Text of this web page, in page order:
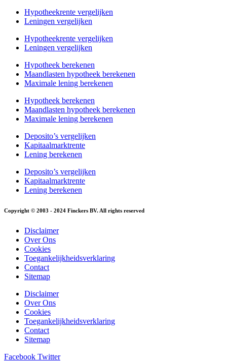
Hypotheekrente vergelijken
Leningen vergelijken
Hypotheekrente vergelijken
Leningen vergelijken
Hypotheek berekenen
Maandlasten hypotheek berekenen
Maximale lening berekenen
Hypotheek berekenen
Maandlasten hypotheek berekenen
Maximale lening berekenen
Deposito’s vergelijken
Kapitaalmarktrente
Lening berekenen
Deposito’s vergelijken
Kapitaalmarktrente
Lening berekenen
Copyright © 2003 - 2024 Finckers BV. All rights reserved
Disclaimer
Over Ons
Cookies
Toegankelijkheidsverklaring
Contact
Sitemap
Disclaimer
Over Ons
Cookies
Toegankelijkheidsverklaring
Contact
Sitemap
Facebook Twitter